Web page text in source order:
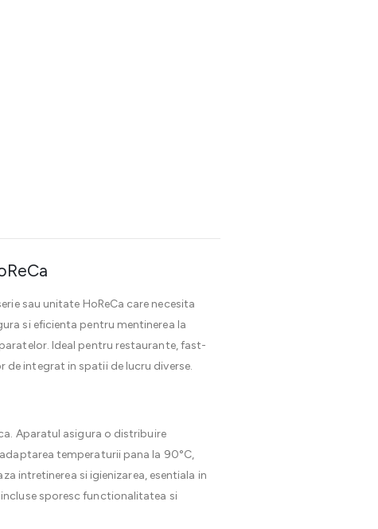
sau unitate HoReCa care necesita
si eficienta pentru mentinerea la
Ideal pentru restaurante, fast-
integrat in spatii de lucru diverse.
Aparatul asigura o distribuire
temperaturii pana la 90°C,
intretinerea si igienizarea, esentiala in
sporesc functionalitatea si